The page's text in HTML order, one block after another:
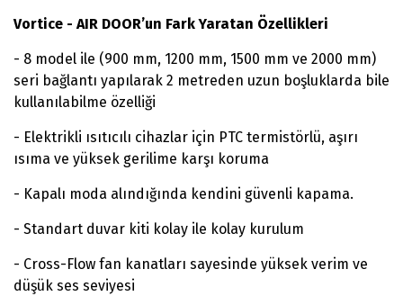
Vortice - AIR DOOR’un Fark Yaratan Özellikleri
- 8 model ile (900 mm, 1200 mm, 1500 mm ve 2000 mm)
seri bağlantı yapılarak 2 metreden uzun boşluklarda bile
kullanılabilme özelliği
- Elektrikli ısıtıcılı cihazlar için PTC termistörlü, aşırı
ısıma ve yüksek gerilime karşı koruma
- Kapalı moda alındığında kendini güvenli kapama.
- Standart duvar kiti kolay ile kolay kurulum
- Cross-Flow fan kanatları sayesinde yüksek verim ve
düşük ses seviyesi